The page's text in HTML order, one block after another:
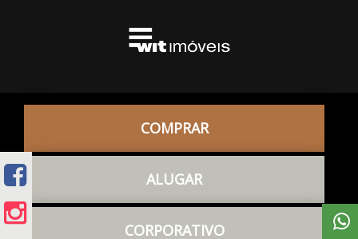
COMPRAR
ALUGAR
CORPORATIVO